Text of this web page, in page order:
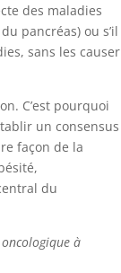
des maladies
pancréas) ou s’il
sans les causer
C’est pourquoi
un consensus
façon de la
du
à